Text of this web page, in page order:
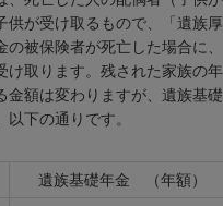
供が受け取るもので、「遺族
の被保険者が死亡した場合に
け取ります。残された家族の
金額は変わりますが、遺族基
以下の通りです。
遺族基礎年金 （年額